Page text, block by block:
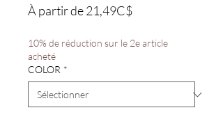
À partir de21,49C$Prix
10% de réduction sur le 2e article
acheté
COLOR *